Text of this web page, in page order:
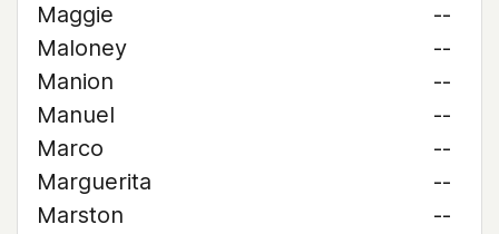
Maggie
--
Maloney
--
Manion
--
Manuel
--
Marco
--
Marguerita
--
Marston
--